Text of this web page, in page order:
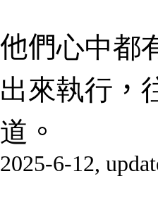
他們心中都
出來執行 ，
道 。
2025-6-12,